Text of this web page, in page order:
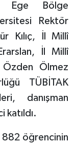
Ege Bölge
Rektör
Kılıç, İl Millî
İl Millî
Ölmez
TÜBİTAK
danışman
katıldı.
882 öğrencinin